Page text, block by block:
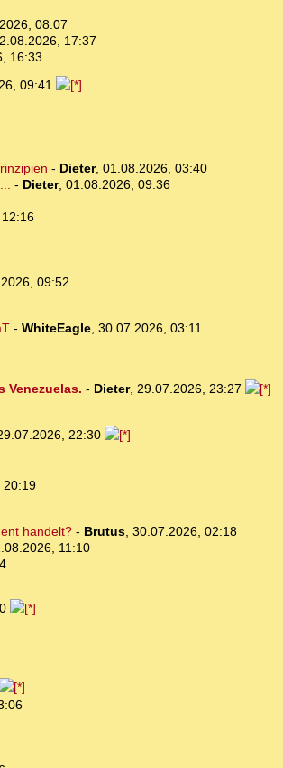
08:07
17:37
16:33
09:41
- Dieter, 01.08.2026, 03:40
- Dieter, 01.08.2026, 09:36
09:52
- WhiteEagle, 30.07.2026, 03:11
Venezuelas. - Dieter, 29.07.2026, 23:27
22:30
20:19
handelt?- Brutus, 30.07.2026, 02:18
11:10